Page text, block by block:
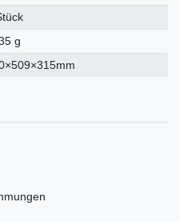
g